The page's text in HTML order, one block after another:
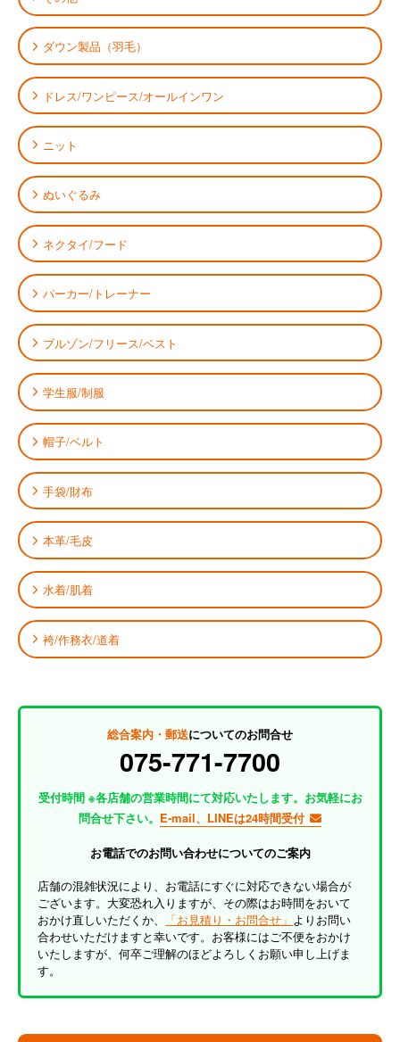
ダウン製品（羽毛）
ドレス/ワンピース/オールインワン
ニット
ぬいぐるみ
ネクタイ/フード
パーカー/トレーナー
ブルゾン/フリース/ベスト
学生服/制服
帽子/ベルト
手袋/財布
本革/毛皮
水着/肌着
袴/作務衣/道着
総合案内・郵送についてのお問合せ
075-771-7700
受付時間 ※各店舗の営業時間にて対応いたします。お気軽にお
問合せ下さい。 E-mail、LINEは24時間受付
お電話でのお問い合わせについてのご案内
店舗の混雑状況により、お電話にすぐに対応できない場合が
ございます。大変恐れ入りますが、その際はお時間をおいて
おかけ直しいただくか、
「お見積り・お問合せ」 よりお問い
合わせいただけますと幸いです。お客様にはご不便をおかけ
いたしますが、何卒ご理解のほどよろしくお願い申し上げま
す。